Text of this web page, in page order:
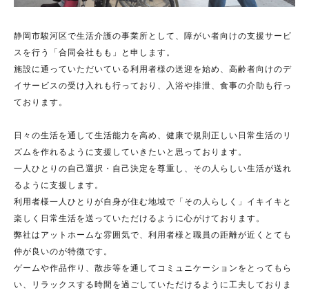
静岡市駿河区で生活介護の事業所として、障がい者向けの支援サービ
スを行う「合同会社もも」と申します。
施設に通っていただいている利用者様の送迎を始め、高齢者向けのデ
イサービスの受け入れも行っており、入浴や排泄、食事の介助も行っ
ております。
日々の生活を通して生活能力を高め、健康で規則正しい日常生活のリ
ズムを作れるように支援していきたいと思っております。
一人ひとりの自己選択・自己決定を尊重し、その人らしい生活が送れ
るように支援します。
利用者様一人ひとりが自身が住む地域で「その人らしく」イキイキと
楽しく日常生活を送っていただけるように心がけております。
弊社はアットホームな雰囲気で、利用者様と職員の距離が近くとても
仲が良いのが特徴です。
ゲームや作品作り、散歩等を通してコミュニケーションをとってもら
い、リラックスする時間を過ごしていただけるように工夫しておりま